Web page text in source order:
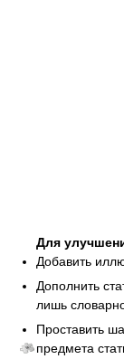
Для
Добавить
Дополнить
лишь
Проставить
предмета